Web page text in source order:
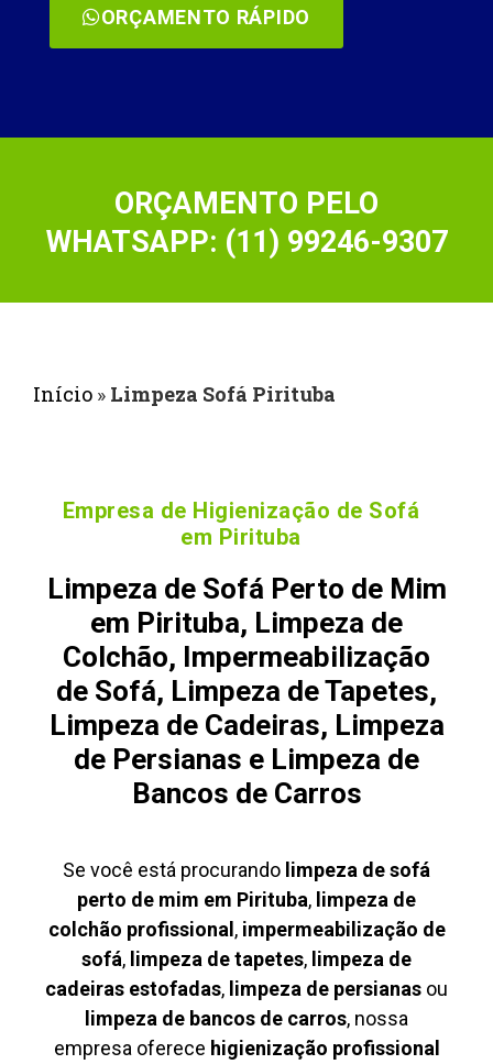
ORÇAMENTO RÁPIDO
ORÇAMENTO PELO
WHATSAPP: (11) 99246-9307
Início » Limpeza Sofá Pirituba
Empresa de Higienização de Sofá
em Pirituba
Limpeza de Sofá Perto de Mim
em Pirituba, Limpeza de
Colchão, Impermeabilização
de Sofá, Limpeza de Tapetes,
Limpeza de Cadeiras, Limpeza
de Persianas e Limpeza de
Bancos de Carros
Se você está procurando limpeza de sofá
perto de mim em Pirituba, limpeza de
colchão profissional , impermeabilização de
sofá, limpeza de tapetes, limpeza de
cadeiras estofadas, limpeza de persianas ou
limpeza de bancos de carros, nossa
empresa oferece higienização profissional